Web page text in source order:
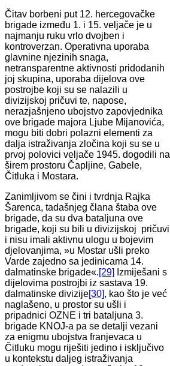
Čitav borbeni put 12. hercegovačke
brigade između 1. i 15. veljače je u
najmanju ruku vrlo dvojben i
kontroverzan. Operativna uporaba
glavnine njezinih snaga,
netransparentne aktivnosti pridodanih
joj skupina, uporaba dijelova ove
postrojbe koji su se nalazili u
divizijskoj pričuvi te, napose,
nerazjašnjeno ubojstvo zapovjednika
ove brigade majora Ljube Mijanovića,
mogu biti dobri polazni elementi za
dalja istraživanja zločina koji su se u
prvoj polovici veljače 1945. dogodili na
širem prostoru Čapljine, Gabele,
Čitluka i Mostara.
Zanimljivom se čini i tvrdnja Rajka
Šarenca, tadašnjeg člana štaba ove
brigade, da su dva bataljuna ove
brigade, koji su bili u divizijskoj pričuvi
i nisu imali aktivnu ulogu u bojevim
djelovanjima, »u Mostar ušli preko
Varde zajedno sa jedinicama 14.
dalmatinske brigade«.[29] Izmiješani s
dijelovima postrojbi iz sastava 19.
dalmatinske divizije[30], kao što je već
naglašeno, u prostor su ušli i
pripadnici OZNE i tri bataljuna 3.
brigade KNOJ-a pa se detalji vezani
za enigmu ubojstva franjevaca u
Čitluku mogu riješiti jedino i isključivo
u kontekstu daljeg istraživanja